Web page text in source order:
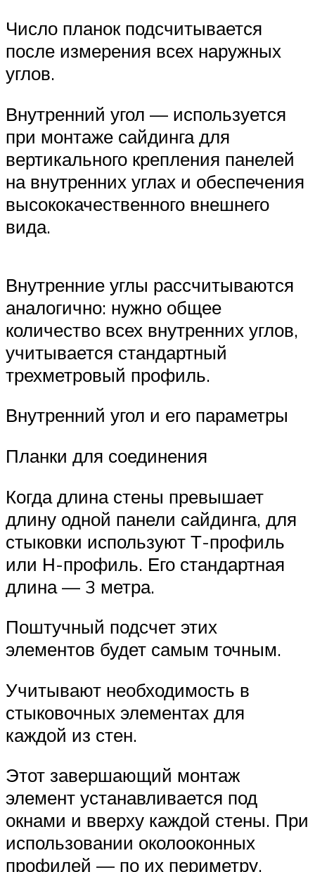
Число планок подсчитывается
после измерения всех наружных
углов.
Внутренний угол — используется
при монтаже сайдинга для
вертикального крепления панелей
на внутренних углах и обеспечения
высококачественного внешнего
вида.
Внутренние углы рассчитываются
аналогично: нужно общее
количество всех внутренних углов,
учитывается стандартный
трехметровый профиль.
Внутренний угол и его параметры
Планки для соединения
Когда длина стены превышает
длину одной панели сайдинга, для
стыковки используют Т-профиль
или Н-профиль. Его стандартная
длина — 3 метра.
Поштучный подсчет этих
элементов будет самым точным.
Учитывают необходимость в
стыковочных элементах для
каждой из стен.
Этот завершающий монтаж
элемент устанавливается под
окнами и вверху каждой стены. При
использовании околооконных
профилей — по их периметру.